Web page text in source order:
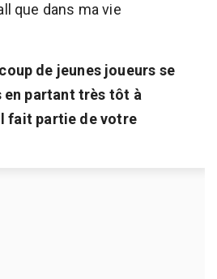
que dans ma vie
de jeunes joueurs se
en partant très tôt à
fait partie de votre